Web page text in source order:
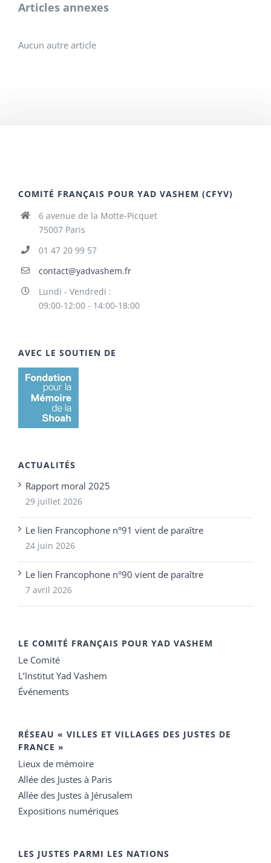
Articles annexes
Aucun autre article
COMITÉ FRANÇAIS POUR YAD VASHEM (CFYV)
6 avenue de la Motte-Picquet
75007 Paris
01 47 20 99 57
contact@yadvashem.fr
Lundi - Vendredi :
09:00-12:00 - 14:00-18:00
AVEC LE SOUTIEN DE
ACTUALITÉS
Rapport moral 2025
29 juillet 2026
Le lien Francophone n°91 vient de paraître
24 juin 2026
Le lien Francophone n°90 vient de paraître
7 avril 2026
LE COMITÉ FRANÇAIS POUR YAD VASHEM
Le Comité
L’Institut Yad Vashem
Événements
RÉSEAU « VILLES ET VILLAGES DES JUSTES DE
FRANCE »
Lieux de mémoire
Allée des Justes à Paris
Allée des Justes à Jérusalem
Expositions numériques
LES JUSTES PARMI LES NATIONS